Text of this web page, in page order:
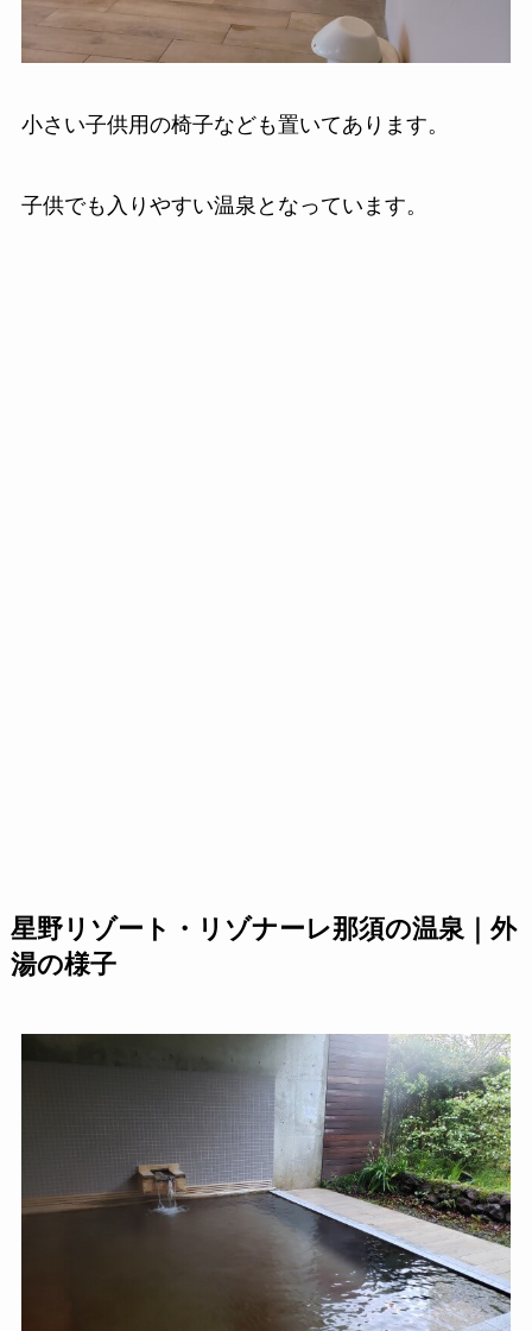
小さい子供用の椅子なども置いてあります。
子供でも入りやすい温泉となっています。
星野リゾート・リゾナーレ那須の温泉｜外
湯の様子